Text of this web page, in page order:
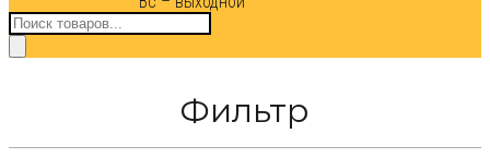
Поиск
товаров
Фильтр